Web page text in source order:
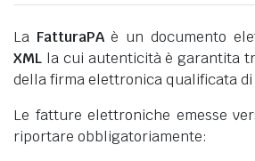
La FatturaPAè un documento
XML la cui autenticità è garantita
della firma elettronica qualificata
Le fatture elettroniche emesse
riportare obbligatoriamente: